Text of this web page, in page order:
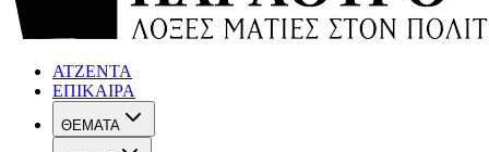
ΑΤΖΕΝΤΑ
ΕΠΙΚΑΙΡΑ
ΘΕΜΑΤΑ